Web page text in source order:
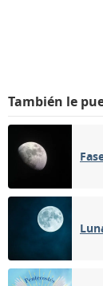
También le